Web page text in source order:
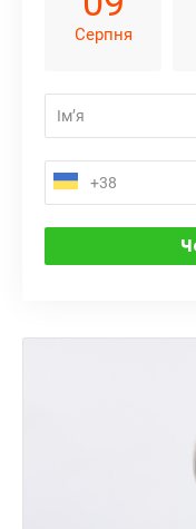
Серпня